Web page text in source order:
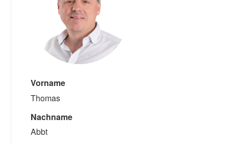
Vorname
Thomas
Nachname
Abbt